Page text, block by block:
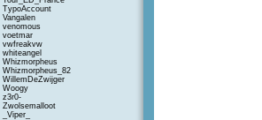
TypoAccount
Vangalen
venomous
voetmar
vwfreakvw
whiteangel
Whizmorpheus
Whizmorpheus_82
WillemDeZwijger
Woogy
z3r0-
Zwolsemalloot
_Viper_